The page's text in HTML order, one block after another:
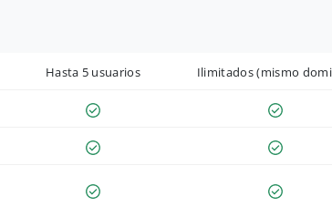
Hasta 5 usuarios Ilimitados (mismo